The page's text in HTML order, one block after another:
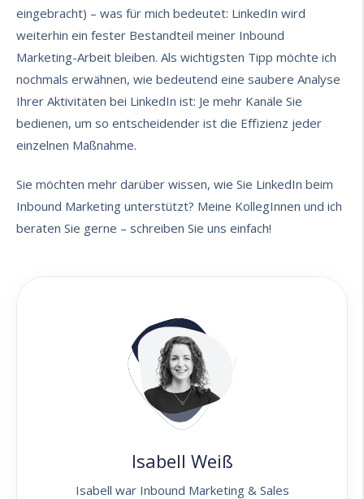
eingebracht) – was für mich bedeutet: LinkedIn wird
weiterhin ein fester Bestandteil meiner Inbound
Marketing-Arbeit bleiben. Als wichtigsten Tipp möchte ich
nochmals erwähnen, wie bedeutend eine saubere Analyse
Ihrer Aktivitäten bei LinkedIn ist: Je mehr Kanäle Sie
bedienen, um so entscheidender ist die Effizienz jeder
einzelnen Maßnahme.
Sie möchten mehr darüber wissen, wie Sie LinkedIn beim
Inbound Marketing unterstützt? Meine KollegInnen und ich
beraten Sie gerne – schreiben Sie uns einfach!
Isabell Weiß
Isabell war Inbound Marketing & Sales